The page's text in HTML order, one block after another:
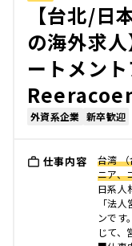
【台北/日
の海外求
ートメント
外資系企業 新卒歓迎
仕事内容
台湾
ニア、
日系人
「法
ンです
じて、